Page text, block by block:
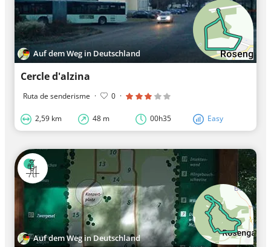
Auf dem Weg in Deutschland
Cercle d'alzina
Ruta de senderisme · 0 ·
2,59 km 48 m 00h35 Easy
Auf dem Weg in Deutschland